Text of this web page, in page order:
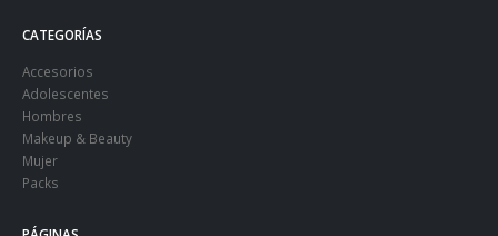
CATEGORÍAS
Accesorios
Adolescentes
Hombres
Makeup & Beauty
Mujer
Packs